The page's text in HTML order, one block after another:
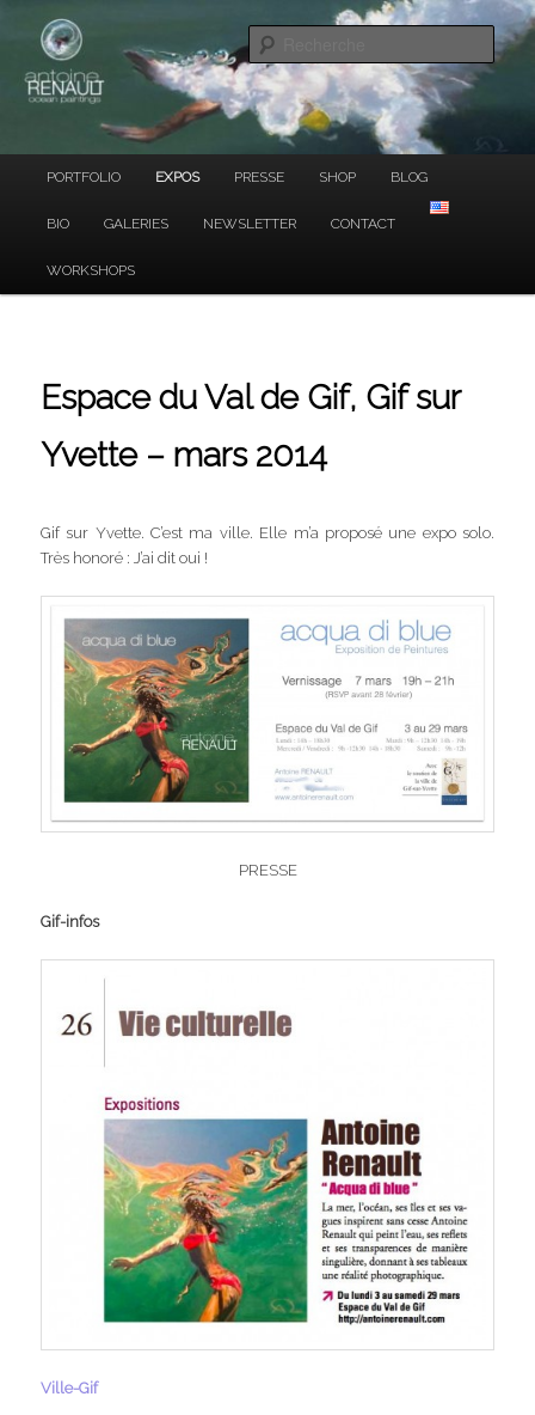
contenu
principalANTOINE RENAULT
PORTFOLIO EXPOS PRESSE SHOP BLOG
BIO GALERIES NEWSLETTER CONTACT
WORKSHOPS
Espace du Val de Gif, Gif sur
Yvette – mars 2014
Gif sur Yvette. C’est ma ville. Elle m’a proposé une expo solo.
Très honoré : J’ai dit oui !
PRESSE
Gif-infos
Ville-Gif